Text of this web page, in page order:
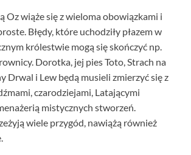
Oz wiąże się z wieloma obowiązkami i
Błędy, które uchodziły płazem w
królestwie mogą się skończyć np.
Dorotka, jej pies Toto, Strach na
Drwal i Lew będą musieli zmierzyć się z
czarodziejami, Latającymi
mistycznych stworzeń.
wiele przygód, nawiążą również